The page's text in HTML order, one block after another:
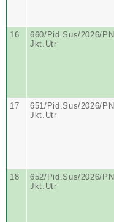
16
660/Pid.Sus/2026/PN
Jkt.Utr
17
651/Pid.Sus/2026/PN
Jkt.Utr
18
652/Pid.Sus/2026/PN
Jkt.Utr